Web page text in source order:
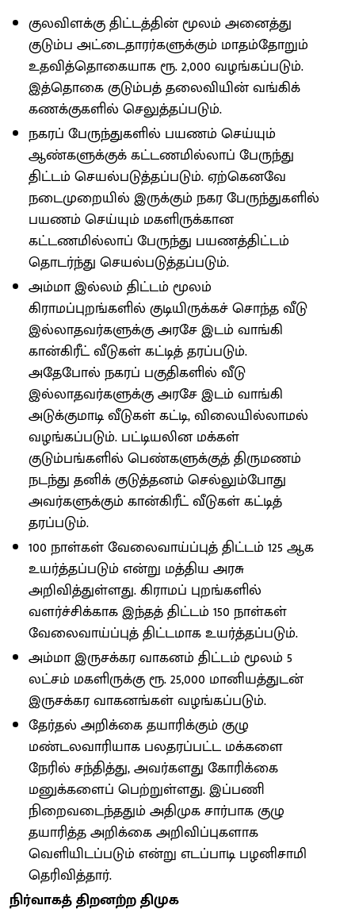
குலவிளக்கு திட்டத்தின் மூலம் அனைத்து
குடும்ப அட்டைதாரர்களுக்கும் மாதம்தோறும்
உதவித்தொகையாக ரூ. 2,000 வழங்கப்படும்.
இத்தொகை குடும்பத் தலைவியின் வங்கிக்
கணக்குகளில் செலுத்தப்படும்.
நகரப் பேருந்துகளில் பயணம் செய்யும்
ஆண்களுக்குக் கட்டணமில்லாப் பேருந்து
திட்டம் செயல்படுத்தப்படும். ஏற்கெனவே
நடைமுறையில் இருக்கும் நகர பேருந்துகளில்
பயணம் செய்யும் மகளிருக்கான
கட்டணமில்லாப் பேருந்து பயணத்திட்டம்
தொடர்ந்து செயல்படுத்தப்படும்.
அம்மா இல்லம் திட்டம் மூலம்
கிராமப்புறங்களில் குடியிருக்கச் சொந்த வீடு
இல்லாதவர்களுக்கு அரசே இடம் வாங்கி
கான்கிரீட் வீடுகள் கட்டித் தரப்படும்.
அதேபோல் நகரப் பகுதிகளில் வீடு
இல்லாதவர்களுக்கு அரசே இடம் வாங்கி
அடுக்குமாடி வீடுகள் கட்டி, விலையில்லாமல்
வழங்கப்படும். பட்டியலின மக்கள்
குடும்பங்களில் பெண்களுக்குத் திருமணம்
நடந்து தனிக் குடுத்தனம் செல்லும்போது
அவர்களுக்கும் கான்கிரீட் வீடுகள் கட்டித்
தரப்படும்.
100 நாள்கள் வேலைவாய்ப்புத் திட்டம் 125 ஆக
உயர்த்தப்படும் என்று மத்திய அரசு
அறிவித்துள்ளது. கிராமப் புறங்களில்
வளர்ச்சிக்காக இந்தத் திட்டம் 150 நாள்கள்
வேலைவாய்ப்புத் திட்டமாக உயர்த்தப்படும்.
அம்மா இருசக்கர வாகனம் திட்டம் மூலம் 5
லட்சம் மகளிருக்கு ரூ. 25,000 மானியத்துடன்
இருசக்கர வாகனங்கள் வழங்கப்படும்.
தேர்தல் அறிக்கை தயாரிக்கும் குழு
மண்டலவாரியாக பலதரப்பட்ட மக்களை
நேரில் சந்தித்து, அவர்களது கோரிக்கை
மனுக்களைப் பெற்றுள்ளது. இப்பணி
நிறைவடைந்ததும் அதிமுக சார்பாக குழு
தயாரித்த அறிக்கை அறிவிப்புகளாக
வெளியிடப்படும் என்று எடப்பாடி பழனிசாமி
தெரிவித்தார்.
நிர்வாகத் திறனற்ற திமுக